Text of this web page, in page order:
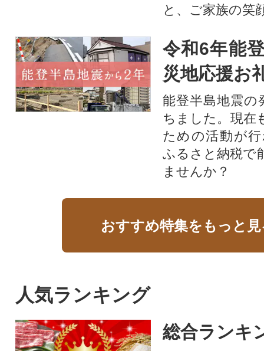
と、ご家族の笑
令和6年能
災地応援お
能登半島地震の
ちました。現在
ための活動が
ふるさと納税で
ませんか？
おすすめ特集をもっと
人気ランキング
総合ランキ